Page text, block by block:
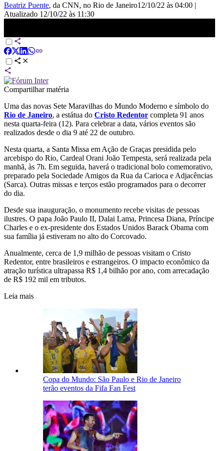
Beatriz Puente, da CNN, no Rio de Janeiro12/10/22 às 04:00 |
Atualizado 12/10/22 às 11:30
Compartilhar matéria
Uma das novas Sete Maravilhas do Mundo Moderno e símbolo do
Rio de Janeiro, a estátua do Cristo Redentor completa 91 anos
nesta quarta-feira (12). Para celebrar a data, vários eventos são
realizados desde o dia 9 até 22 de outubro.
Nesta quarta, a Santa Missa em Ação de Graças presidida pelo
arcebispo do Rio, Cardeal Orani João Tempesta, será realizada pela
manhã, às 7h. Em seguida, haverá o tradicional bolo comemorativo,
preparado pela Sociedade Amigos da Rua da Carioca e Adjacências
(Sarca). Outras missas e terços estão programados para o decorrer
do dia.
Desde sua inauguração, o monumento recebe visitas de pessoas
ilustres. O papa João Paulo II, Dalai Lama, Princesa Diana, Príncipe
Charles e o ex-presidente dos Estados Unidos Barack Obama com
sua família já estiveram no alto do Corcovado.
Anualmente, cerca de 1,9 milhão de pessoas visitam o Cristo
Redentor, entre brasileiros e estrangeiros. O impacto econômico da
atração turística ultrapassa R$ 1,4 bilhão por ano, com arrecadação
de R$ 192 mil em tributos.
Leia mais
Copa do Mundo: São Paulo e Rio de Janeiro
terão eventos da Fifa Fan Fest